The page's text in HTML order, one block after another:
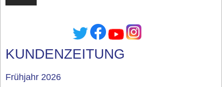
KUNDENZEITUNG
Frühjahr 2026